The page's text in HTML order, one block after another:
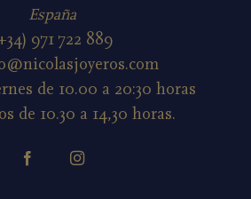
España
971 722 889
de 10.00 a 20:30 horas
de 10.30 a 14,30 horas.